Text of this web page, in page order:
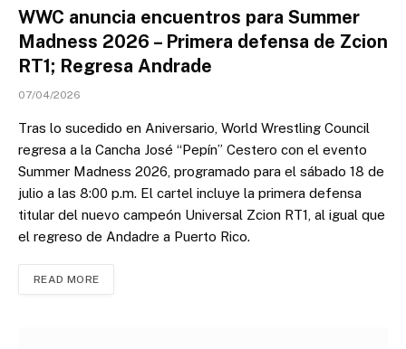
WWC anuncia encuentros para Summer
Madness 2026 – Primera defensa de Zcion
RT1; Regresa Andrade
07/04/2026
Tras lo sucedido en Aniversario, World Wrestling Council
regresa a la Cancha José “Pepín” Cestero con el evento
Summer Madness 2026, programado para el sábado 18 de
julio a las 8:00 p.m. El cartel incluye la primera defensa
titular del nuevo campeón Universal Zcion RT1, al igual que
el regreso de Andadre a Puerto Rico.
READ MORE